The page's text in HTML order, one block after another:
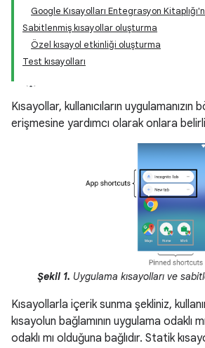
Google Kısayolları Entegrasyon
Sabitlenmiş kısayollar oluşturma
Özel kısayol etkinliği oluşturma
Test kısayolları
Kısayollar, kullanıcıların uygulamanızın
erişmesine yardımcı olarak onlara
Şekil 1. Uygulama kısayolları ve
Kısayollarla içerik sunma şekliniz,
kısayolun bağlamının uygulama odaklı
odaklı mı olduğuna bağlıdır. Statik